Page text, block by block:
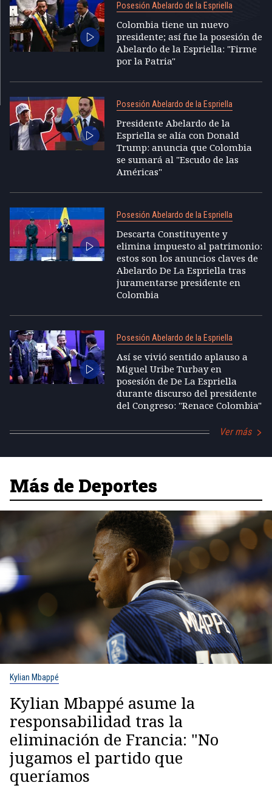
Posesión Abelardo de la Espriella
Colombia tiene un nuevo
presidente; así fue la posesión de
Abelardo de la Espriella: "Firme
por la Patria"
Posesión Abelardo de la Espriella
Presidente Abelardo de la
Espriella se alía con Donald
Trump: anuncia que Colombia
se sumará al "Escudo de las
Américas"
Posesión Abelardo de la Espriella
Descarta Constituyente y
elimina impuesto al patrimonio:
estos son los anuncios claves de
Abelardo De La Espriella tras
juramentarse presidente en
Colombia
Posesión Abelardo de la Espriella
Así se vivió sentido aplauso a
Miguel Uribe Turbay en
posesión de De La Espriella
durante discurso del presidente
del Congreso: "Renace Colombia"
Ver más
Más de Deportes
Kylian Mbappé
Kylian Mbappé asume la
responsabilidad tras la
eliminación de Francia: "No
jugamos el partido que
queríamos